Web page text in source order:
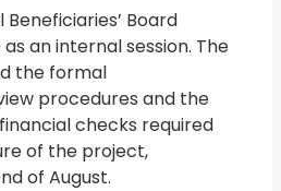
Beneficiaries’ Board
an internal session. The
the formal
procedures and the
checks required
of the project,
of August.